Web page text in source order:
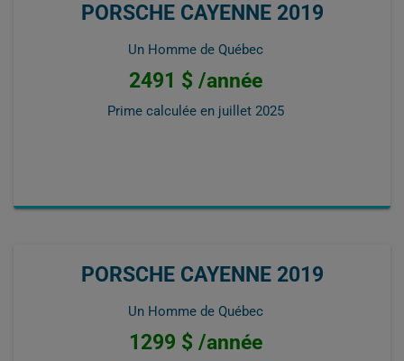
PORSCHE CAYENNE 2019
Un Homme de Québec
2491 $ /année
Prime calculée en juillet 2025
PORSCHE CAYENNE 2019
Un Homme de Québec
1299 $ /année